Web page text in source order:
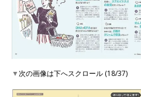
▼次の画像は下へスクロール (18/37)